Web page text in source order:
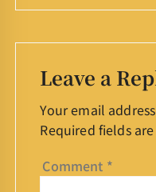
Leave a
Your email
Required fields
Comment *